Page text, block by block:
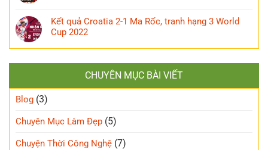
Kết quả Croatia 2-1 Ma Rốc, tranh hạng 3 World
Cup 2022
CHUYÊN MỤC BÀI VIẾT
Blog (3)
Chuyên Mục Làm Đẹp (5)
Chuyện Thời Công Nghệ (7)